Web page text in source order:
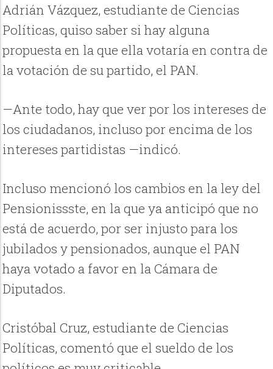
Adrián Vázquez, estudiante de Ciencias
Políticas, quiso saber si hay alguna
propuesta en la que ella votaría en contra de
la votación de su partido, el PAN.
—Ante todo, hay que ver por los intereses de
los ciudadanos, incluso por encima de los
intereses partidistas —indicó.
Incluso mencionó los cambios en la ley del
Pensionissste, en la que ya anticipó que no
está de acuerdo, por ser injusto para los
jubilados y pensionados, aunque el PAN
haya votado a favor en la Cámara de
Diputados.
Cristóbal Cruz, estudiante de Ciencias
Políticas, comentó que el sueldo de los